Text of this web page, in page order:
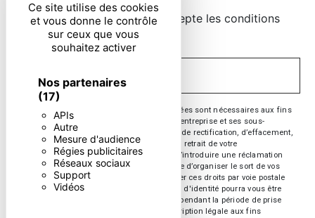
Ce site utilise des cookies
et vous donne le contrôle
sur ceux que vous
souhaitez activer
Nos partenaires
(17)
APIs
Autre
Mesure d'audience
Régies publicitaires
Réseaux sociaux
Support
Vidéos
En cochant cette case, j'accepte les conditions
particulières ci-dessous **
** Les données personnelles communiquées sont nécessaires aux fins
de vous contacter. Elles sont destinées à l'entreprise et ses sous-
traitants. Vous disposez de droits d’accès, de rectification, d’effacement,
de portabilité, de limitation, d’opposition, de retrait de votre
consentement à tout moment et du droit d’introduire une réclamation
auprès d’une autorité de contrôle, ainsi que d’organiser le sort de vos
données post-mortem. Vous pouvez exercer ces droits par voie postale
ou par courrier électronique. Un justificatif d'identité pourra vous être
demandé. Nous conservons vos données pendant la période de prise
de contact puis pendant la durée de prescription légale aux fins